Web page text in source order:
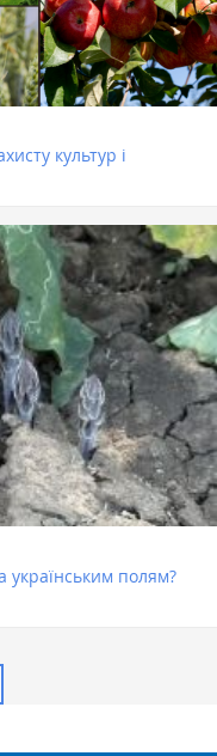
культур і
українським полям?